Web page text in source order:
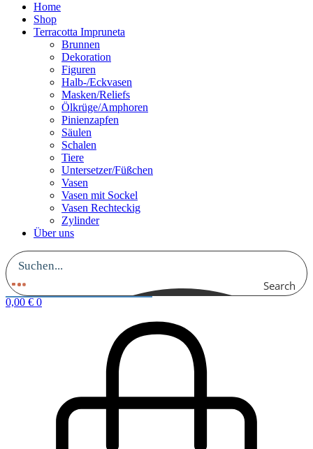
Home
Shop
Terracotta Impruneta
Brunnen
Dekoration
Figuren
Halb-/Eckvasen
Masken/Reliefs
Ölkrüge/Amphoren
Pinienzapfen
Säulen
Schalen
Tiere
Untersetzer/Füßchen
Vasen
Vasen mit Sockel
Vasen Rechteckig
Zylinder
Über uns
Search
0,00 € 0